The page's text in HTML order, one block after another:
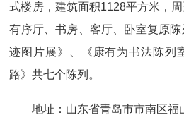
式楼房，建筑面积1128平方米，
有序厅、书房、客厅、卧室复原
迹图片展》、《康有为书法陈列
路》共七个陈列。
地址：山东省青岛市市南区福